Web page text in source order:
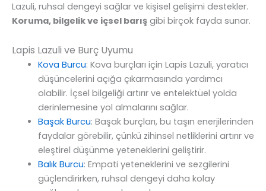
Lazuli, ruhsal dengeyi sağlar ve kişisel gelişimi destekler.
Koruma, bilgelik ve içsel barış gibi birçok fayda sunar.
Lapis Lazuli ve Burç Uyumu
Kova Burcu: Kova burçları için Lapis Lazuli, yaratıcı
düşüncelerini açığa çıkarmasında yardımcı
olabilir. İçsel bilgeliği artırır ve entelektüel yolda
derinlemesine yol almalarını sağlar.
Başak Burcu: Başak burçları, bu taşın enerjilerinden
faydalar görebilir, çünkü zihinsel netliklerini artırır ve
eleştirel düşünme yeteneklerini geliştirir.
Balık Burcu: Empati yeteneklerini ve sezgilerini
güçlendirirken, ruhsal dengeyi daha kolay